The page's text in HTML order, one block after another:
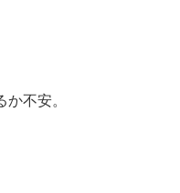
不安。